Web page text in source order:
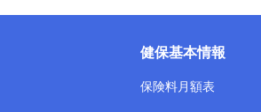
健保基本情報
保険料月額表